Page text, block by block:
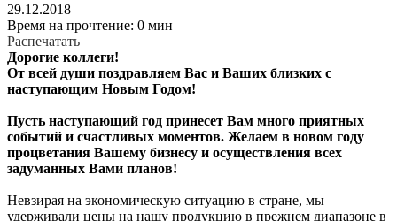
29.12.2018
Время на прочтение: 0 мин
Распечатать
Дорогие коллеги!
От всей души поздравляем Вас и Ваших близких с
наступающим Новым Годом!
Пусть наступающий год принесет Вам много приятных
событий и счастливых моментов. Желаем в новом году
процветания Вашему бизнесу и осуществления всех
задуманных Вами планов!
Невзирая на экономическую ситуацию в стране, мы
удерживали цены на нашу продукцию в прежнем диапазоне в